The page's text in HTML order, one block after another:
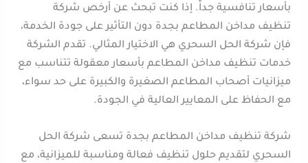
بأسعار تنافسية جداً. إذا كنت تبحث عن أرخص شركة
تنظيف مداخن المطاعم بجدة دون التأثير على جودة الخدمة،
فإن شركة الحل السحري هي الاختيار المثالي. تقدم الشركة
خدمات تنظيف مداخن المطاعم بأسعار معقولة تتناسب مع
ميزانيات أصحاب المطاعم الصغيرة والكبيرة على حد سواء،
مع الحفاظ على المعايير العالية في الجودة.
شركة تنظيف مداخن المطاعم بجدة تسعى شركة الحل
السحري لتقديم حلول تنظيف فعالة ومناسبة للميزانية، مع